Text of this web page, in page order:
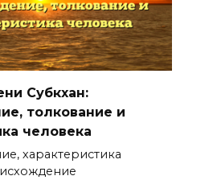
Субкхан:
толкование и
человека
характеристика